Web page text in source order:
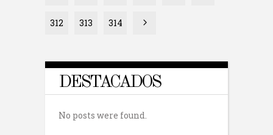
312 313 314
DESTACADOS
No posts were found.